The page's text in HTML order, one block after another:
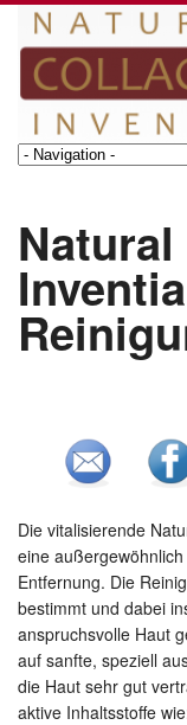
Inventia
Die vitalisierende
eine
Entfernung. Die
bestimmt und dabei
anspruchsvolle Haut
auf sanfte, speziell
die Haut sehr gut
aktive Inhaltsstoffe